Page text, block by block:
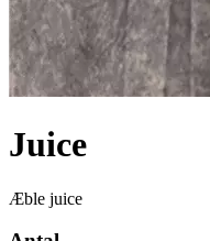
Juice
Æble juice